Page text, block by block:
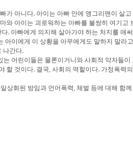
가 아니다. 아이는 아빠 안에 앵그리맨이 살
와 아이는 괴로워하는 아빠를 불쌍히 여기고
. 아빠에게 의지해 살아가야 하는 처지를 애
아이에게 이 상황을 아무에게도 말하지 말라
나간다.
어린이들은 물론이거니와 사회적 약자들
할 것이다. 결국, 사회의 역할이다. 가정폭력
상화된 방임과 언어폭력, 체벌 등에 대해 함